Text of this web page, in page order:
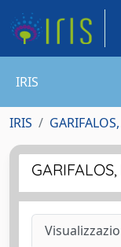
IRIS
IRIS